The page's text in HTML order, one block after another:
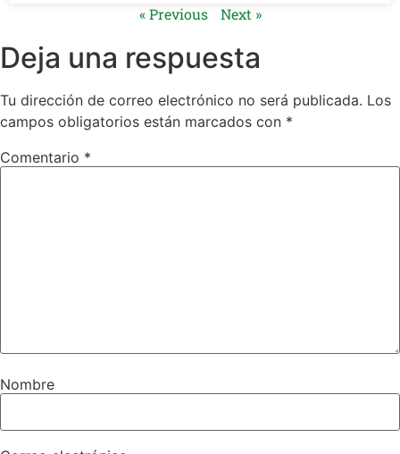
« Previous Next »
Deja una respuesta
Tu dirección de correo electrónico no será publicada. Los
campos obligatorios están marcados con *
Comentario *
Nombre